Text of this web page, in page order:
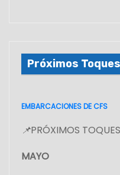
Próximos
EMBARCACIONES DE CFS
📌PRÓXIMOS
MAYO